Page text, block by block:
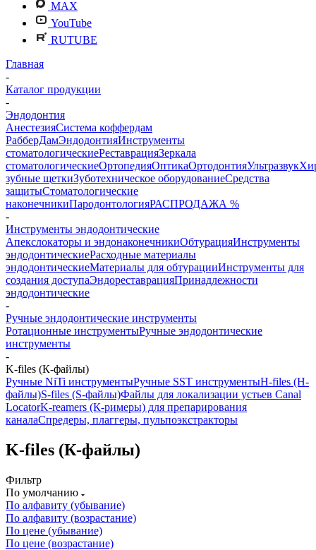
MAX
YouTube
RUTUBE
Главная
-
Каталог продукции
-
Эндодонтия
АнестезияСистема коффердам
РабберДамЭндодонтияИнструменты
стоматологическиеРеставрацияЗеркала
стоматологическиеОртопедияОптикаОртодонтияУльтразвук
зубные щеткиЗуботехническое оборудованиеСредства
защитыСтоматологические
наконечникиПародонтологияРАСПРОДАЖА %
-
Инструменты эндодонтические
Апекслокаторы и эндонаконечникиОбтурацияИнструменты
эндодонтическиеРасходные материалы
эндодонтическиеМатериалы для обтурацииИнструменты для
создания доступаЭндореставрацияПринадлежности
эндодонтические
-
Ручные эндодонтические инструменты
Ротационные инструментыРучные эндодонтические
инструменты
-
K-files (К-файлы)
Ручные NiTi инструментыРучные SST инструментыH-files (Н-
файлы)S-files (S-файлы)Файлы для локализации устьев Canal
LocatorK-reamers (К-римеры) для препарирования
каналаСпредеры, плаггеры, пульпоэкстракторы
K-files (К-файлы)
Фильтр
По умолчанию
По алфавиту (убывание)
По алфавиту (возрастание)
По цене (убывание)
По цене (возрастание)